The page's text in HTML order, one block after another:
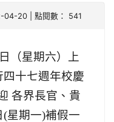
04-20 | 點閱數： 541
日（星期六）上
四十七週年校慶
各界長官、貴
(星期一)補假一